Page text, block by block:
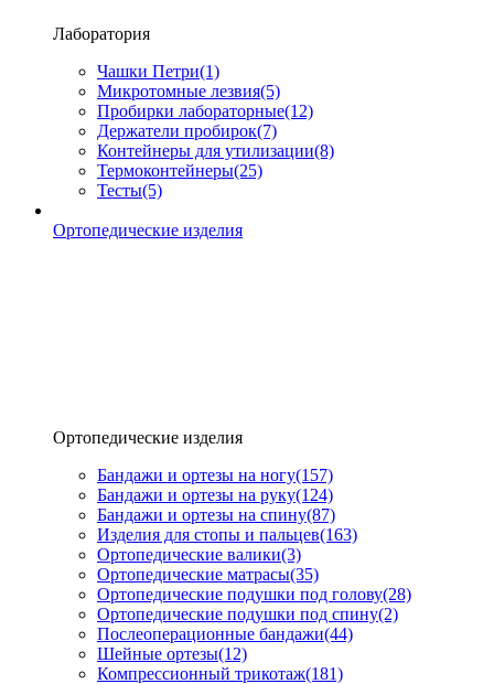
Лаборатория
Чашки Петри(1)
Микротомные лезвия(5)
Пробирки лабораторные(12)
Держатели пробирок(7)
Контейнеры для утилизации(8)
Термоконтейнеры(25)
Тесты(5)
Ортопедические изделия
Ортопедические изделия
Бандажи и ортезы на ногу(157)
Бандажи и ортезы на руку(124)
Бандажи и ортезы на спину(87)
Изделия для стопы и пальцев(163)
Ортопедические валики(3)
Ортопедические матрасы(35)
Ортопедические подушки под голову(28)
Ортопедические подушки под спину(2)
Послеоперационные бандажи(44)
Шейные ортезы(12)
Компрессионный трикотаж(181)